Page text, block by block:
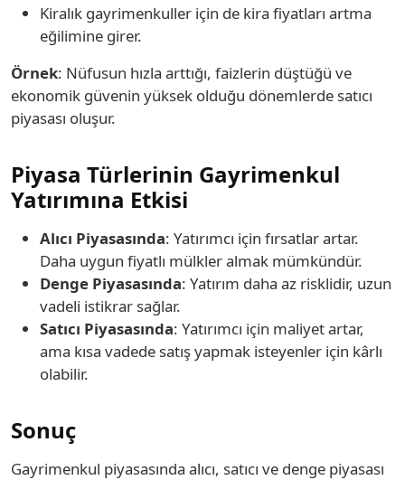
Kiralık gayrimenkuller için de kira fiyatları artma
eğilimine girer.
Örnek: Nüfusun hızla arttığı, faizlerin düştüğü ve
ekonomik güvenin yüksek olduğu dönemlerde satıcı
piyasası oluşur.
Piyasa Türlerinin Gayrimenkul
Yatırımına Etkisi
Alıcı Piyasasında: Yatırımcı için fırsatlar artar.
Daha uygun fiyatlı mülkler almak mümkündür.
Denge Piyasasında: Yatırım daha az risklidir, uzun
vadeli istikrar sağlar.
Satıcı Piyasasında: Yatırımcı için maliyet artar,
ama kısa vadede satış yapmak isteyenler için kârlı
olabilir.
Sonuç
Gayrimenkul piyasasında alıcı, satıcı ve denge piyasası